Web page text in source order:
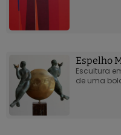
Espelho
Escultura
de uma